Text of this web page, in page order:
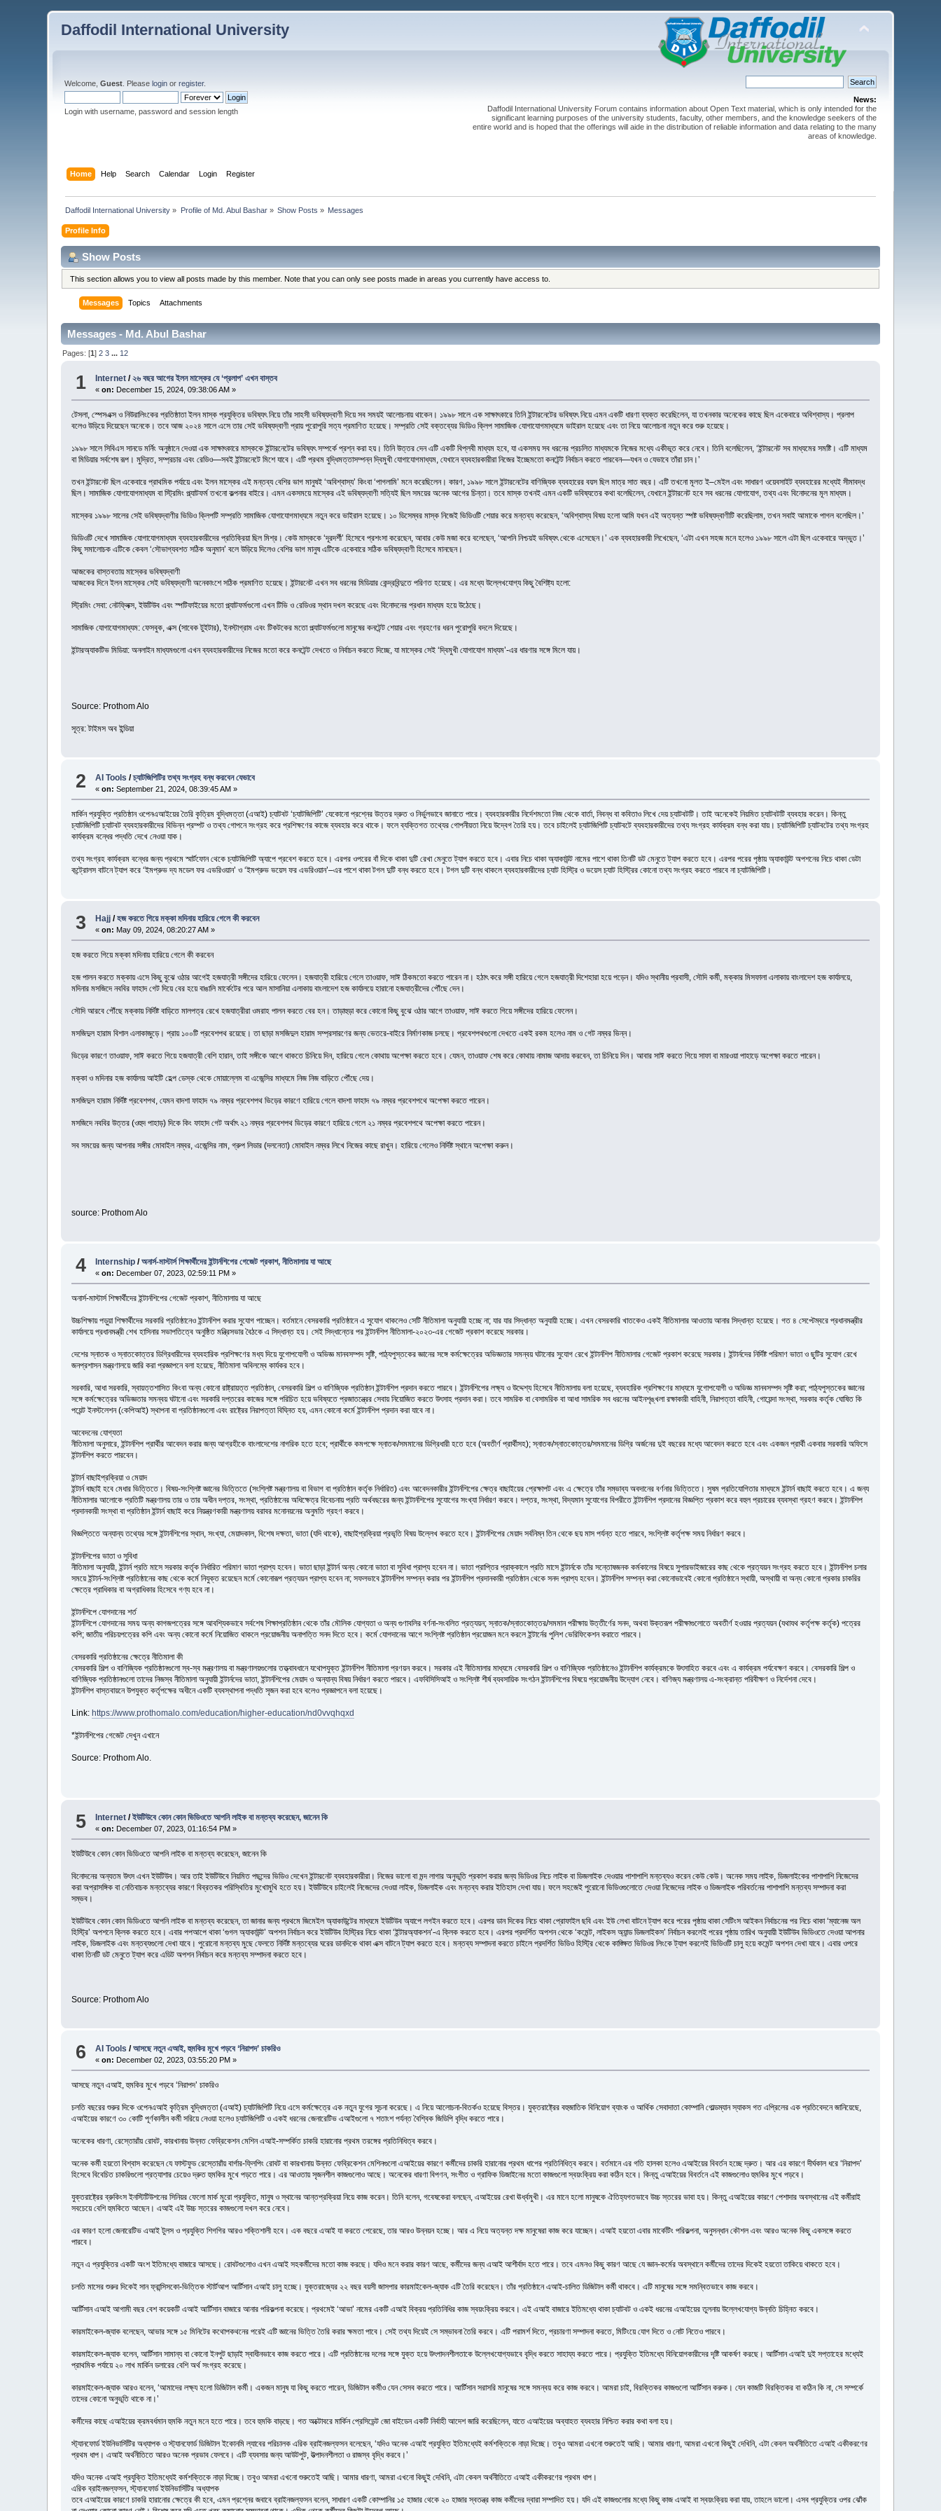
Daffodil International University
Welcome,Guest . Pleaselogin orregister.
Login with username, password and session length
News:
Daffodil International University Forum contains information about Open Text material, which is only intended for the
significant learning purposes of the university students, faculty, other members, and the knowledge seekers of the
entire world and is hoped that the offerings will aide in the distribution of reliable information and data relating to the many
areas of knowledge.
Home Help Search Calendar Login Register
Daffodil International University » Profile of Md. Abul Bashar» Show Posts » Messages
Profile Info
Show Posts
This section allows you to view all posts made by this member. Note that you can only see posts made in areas you currently have access to.
Messages Topics Attachments
Messages - Md. Abul Bashar
Pages: [1]2 3 ... 12
1 Internet /২৬ বছর আগের ইলন মাস্কের যে ‘প্রলাপ’ এখন বাস্তব
«on: December 15, 2024, 09:38:06 AM »
টেসলা, স্পেসএক্স ও নিউরালিংকের প্রতিষ্ঠাতা ইলন মাস্ক প্রযুক্তির ভবিষ্যৎ নিয়ে তাঁর সাহসী ভবিষ্যদ্বাণী দিয়ে সব সময়ই আলোচনায় থাকেন। ১৯৯৮ সালে এক সাক্ষাৎকারে তিনি ইন্টারনেটের ভবিষ্যৎ নিয়ে এমন একটি ধারণা ব্যক্ত করেছিলেন, যা তখনকার অনেকের কাছে ছিল একেবারে অবিশ্বাস্য। প্রলাপ
বলেও উড়িয়ে দিয়েছেন অনেকে। তবে আজ ২০২৪ সালে এসে তার সেই ভবিষ্যদ্বাণী প্রায় পুরোপুরি সত্য প্রমাণিত হয়েছে। সম্প্রতি সেই বক্তব্যের ভিডিও ক্লিপ সামাজিক যোগাযোগমাধ্যমে ভাইরাল হয়েছে এবং তা নিয়ে আলোচনা নতুন করে শুরু হয়েছে।
১৯৯৮ সালে সিবিএস সানডে মর্নিং অনুষ্ঠানে দেওয়া এক সাক্ষাৎকারে মাস্ককে ইন্টারনেটের ভবিষ্যৎ সম্পর্কে প্রশ্ন করা হয়। তিনি উত্তর দেন এটি একটি বিপ্লবী মাধ্যম হবে, যা একসময় সব ধরনের প্রচলিত মাধ্যমকে নিজের মধ্যে একীভূত করে নেবে। তিনি বলেছিলেন, ‘ইন্টারনেট সব মাধ্যমের সমষ্টি। এটি মাধ্যম
বা মিডিয়ার সর্বশেষ রূপ। মুদ্রিত, সম্প্রচার এবং রেডিও—সবই ইন্টারনেটে মিশে যাবে। এটি প্রথম বুদ্ধিমত্তাসম্পন্ন দ্বিমুখী যোগাযোগমাধ্যম, যেখানে ব্যবহারকারীরা নিজের ইচ্ছেমতো কনটেন্ট নির্বাচন করতে পারবেন—যখন ও যেভাবে তাঁরা চান।’
তখন ইন্টারনেট ছিল একেবারে প্রাথমিক পর্যায়ে এবং ইলন মাস্কের এই মন্তব্য বেশির ভাগ মানুষই ‘অবিশ্বাস্য’ কিংবা ‘পাগলামি’ মনে করেছিলেন। কারণ, ১৯৯৮ সালে ইন্টারনেটের বাণিজ্যিক ব্যবহারের বয়স ছিল মাত্র সাত বছর। এটি তখনো মূলত ই–মেইল এবং সাধারণ ওয়েবসাইট ব্যবহারের মধ্যেই সীমাবদ্ধ
ছিল। সামাজিক যোগাযোগমাধ্যম বা স্ট্রিমিং প্ল্যাটফর্ম তখনো কল্পনার বাইরে। এমন একসময়ে মাস্কের এই ভবিষ্যদ্বাণী সত্যিই ছিল সময়ের অনেক আগের চিন্তা। তবে মাস্ক তখনই এমন একটি ভবিষ্যতের কথা বলেছিলেন, যেখানে ইন্টারনেট হবে সব ধরনের যোগাযোগ, তথ্য এবং বিনোদনের মূল মাধ্যম।
মাস্কের ১৯৯৮ সালের সেই ভবিষ্যদ্বাণীর ভিডিও ক্লিপটি সম্প্রতি সামাজিক যোগাযোগমাধ্যমে নতুন করে ভাইরাল হয়েছে। ১০ ডিসেম্বর মাস্ক নিজেই ভিডিওটি শেয়ার করে মন্তব্য করেছেন, ‘অবিশ্বাস্য বিষয় হলো আমি যখন এই অত্যন্ত স্পষ্ট ভবিষ্যদ্বাণীটি করেছিলাম, তখন সবাই আমাকে পাগল বলেছিল।’
ভিডিওটি দেখে সামাজিক যোগাযোগমাধ্যম ব্যবহারকারীদের প্রতিক্রিয়া ছিল মিশ্র। কেউ মাস্ককে ‘দূরদর্শী’ হিসেবে প্রশংসা করেছেন, আবার কেউ মজা করে বলেছেন, ‘আপনি নিশ্চয়ই ভবিষ্যৎ থেকে এসেছেন।’ এক ব্যবহারকারী লিখেছেন, ‘এটা এখন সহজ মনে হলেও ১৯৯৮ সালে এটা ছিল একেবারে অদ্ভুত।’
কিছু সমালোচক এটিকে কেবল ‘সৌভাগ্যবশত সঠিক অনুমান’ বলে উড়িয়ে দিলেও বেশির ভাগ মানুষ এটিকে একেবারে সঠিক ভবিষ্যদ্বাণী হিসেবে মানছেন।
আজকের বাস্তবতায় মাস্কের ভবিষ্যদ্বাণী
আজকের দিনে ইলন মাস্কের সেই ভবিষ্যদ্বাণী অনেকাংশে সঠিক প্রমাণিত হয়েছে। ইন্টারনেট এখন সব ধরনের মিডিয়ার কেন্দ্রবিন্দুতে পরিণত হয়েছে। এর মধ্যে উল্লেখযোগ্য কিছু বৈশিষ্ট্য হলো:
স্ট্রিমিং সেবা: নেটফ্লিক্স, ইউটিউব এবং স্পটিফাইয়ের মতো প্ল্যাটফর্মগুলো এখন টিভি ও রেডিওর স্থান দখল করেছে এবং বিনোদনের প্রধান মাধ্যম হয়ে উঠেছে।
সামাজিক যোগাযোগমাধ্যম: ফেসবুক, এক্স (সাবেক টুইটার), ইনস্টাগ্রাম এবং টিকটকের মতো প্ল্যাটফর্মগুলো মানুষের কনটেন্ট শেয়ার এবং গ্রহণের ধরন পুরোপুরি বদলে দিয়েছে।
ইন্টারঅ্যাকটিভ মিডিয়া: অনলাইন মাধ্যমগুলো এখন ব্যবহারকারীদের নিজের মতো করে কনটেন্ট দেখতে ও নির্বাচন করতে দিচ্ছে, যা মাস্কের সেই ‘দ্বিমুখী যোগাযোগ মাধ্যম’-এর ধারণার সঙ্গে মিলে যায়।
Source: Prothom Alo
সূত্র: টাইমস অব ইন্ডিয়া
2 AI Tools/চ্যাটজিপিটির তথ্য সংগ্রহ বন্ধ করবেন যেভাবে
«on: September 21, 2024, 08:39:45 AM »
মার্কিন প্রযুক্তি প্রতিষ্ঠান ওপেনএআইয়ের তৈরি কৃত্রিম বুদ্ধিমত্তা (এআই) চ্যাটবট ‘চ্যাটজিপিটি’ যেকোনো প্রশ্নের উত্তর দ্রুত ও নির্ভুলভাবে জানাতে পারে। ব্যবহারকারীর নির্দেশমতো নিজ থেকে বার্তা, নিবন্ধ বা কবিতাও লিখে দেয় চ্যাটবটটি। তাই অনেকেই নিয়মিত চ্যাটবটটি ব্যবহার করেন। কিন্তু
চ্যাটজিপিটি চ্যাটবট ব্যবহারকারীদের বিভিন্ন প্রম্পট ও তথ্য গোপনে সংগ্রহ করে প্রশিক্ষণের কাজে ব্যবহার করে থাকে। ফলে ব্যক্তিগত তথ্যের গোপনীয়তা নিয়ে উদ্বেগ তৈরি হয়। তবে চাইলেই চ্যাটজিপিটি চ্যাটবটে ব্যবহারকারীদের তথ্য সংগ্রহ কার্যক্রম বন্ধ করা যায়। চ্যাটজিপিটি চ্যাটবটের তথ্য সংগ্রহ
কার্যক্রম বন্ধের পদ্ধতি দেখে নেওয়া যাক।
তথ্য সংগ্রহ কার্যক্রম বন্ধের জন্য প্রথমে স্মার্টফোন থেকে চ্যাটজিপিটি অ্যাপে প্রবেশ করতে হবে। এরপর ওপরের বাঁ দিকে থাকা দুটি রেখা মেনুতে ট্যাপ করতে হবে। এবার নিচে থাকা অ্যাকাউন্ট নামের পাশে থাকা তিনটি ডট মেনুতে ট্যাপ করতে হবে। এরপর পরের পৃষ্ঠায় অ্যাকাউন্ট অপশনের নিচে থাকা ডেটা
কন্ট্রোলস বাটনে ট্যাপ করে ‘ইমপ্রুভ দ্য মডেল ফর এভরিওয়ান’ ও ‘ইমপ্রুভ ভয়েস ফর এভরিওয়ান’–এর পাশে থাকা টগল দুটি বন্ধ করতে হবে। টগল দুটি বন্ধ থাকলে ব্যবহারকারীদের চ্যাট হিস্ট্রি ও ভয়েস চ্যাট হিস্ট্রির কোনো তথ্য সংগ্রহ করতে পারবে না চ্যাটজিপিটি।
3 Hajj /হজ করতে গিয়ে মক্কা মদিনায় হারিয়ে গেলে কী করবেন
«on: May 09, 2024, 08:20:27 AM »
হজ করতে গিয়ে মক্কা মদিনায় হারিয়ে গেলে কী করবেন
হজ পালন করতে মক্কায় এসে কিছু বুঝে ওঠার আগেই হজযাত্রী সঙ্গীদের হারিয়ে ফেলেন। হজযাত্রী হারিয়ে গেলে তাওয়াফ, সাঈ ঠিকমতো করতে পারেন না। হঠাৎ করে সঙ্গী হারিয়ে গেলে হজযাত্রী দিশেহারা হয়ে পড়েন। যদিও স্থানীয় প্রবাসী, সৌদি কর্মী, মক্কার মিসফালা এলাকায় বাংলাদেশ হজ কার্যালয়ে,
মদিনার মসজিদে নববির ফাহাদ গেট দিয়ে বের হয়ে বাঙালি মার্কেটের পরে আল মাসানিয়া এলাকায় বাংলাদেশ হজ কার্যালয়ে হারানো হজযাত্রীদের পৌঁছে দেন।
সৌদি আরবে পৌঁছে মক্কায় নির্দিষ্ট বাড়িতে মালপত্র রেখে হজযাত্রীরা ওমরাহ পালন করতে বের হন। তাড়াহুড়া করে কোনো কিছু বুঝে ওঠার আগে তাওয়াফ, সাঈ করতে গিয়ে সঙ্গীদের হারিয়ে ফেলেন।
মসজিদুল হারাম বিশাল এলাকাজুড়ে। প্রায় ১০০টি প্রবেশপথ রয়েছে। তা ছাড়া মসজিদুল হারাম সম্প্রসারণের জন্য ভেতরে-বাইরে নির্মাণকাজ চলছে। প্রবেশপথগুলো দেখতে একই রকম হলেও নাম ও গেট নম্বর ভিন্ন।
ভিড়ের কারণে তাওয়াফ, সাঈ করতে গিয়ে হজযাত্রী বেশি হারান, তাই সঙ্গীকে আগে থাকতে চিনিয়ে দিন, হারিয়ে গেলে কোথায় অপেক্ষা করতে হবে। যেমন, তাওয়াফ শেষ করে কোথায় নামাজ আদায় করবেন, তা চিনিয়ে দিন। আবার সাঈ করতে গিয়ে সাফা বা মারওয়া পাহাড়ে অপেক্ষা করতে পারেন।
মক্কা ও মদিনার হজ কার্যালয় আইটি হেল্প ডেস্ক থেকে মোয়াল্লেম বা এজেন্সির মাধ্যমে নিজ নিজ বাড়িতে পৌঁছে দেয়।
মসজিদুল হারাম নির্দিষ্ট প্রবেশপথ, যেমন বাদশা ফাহাদ ৭৯ নম্বর প্রবেশপথ ভিড়ের কারণে হারিয়ে গেলে বাদশা ফাহাদ ৭৯ নম্বর প্রবেশপথে অপেক্ষা করতে পারেন।
মসজিদে নববির উত্তর (ওহুদ পাহাড়) দিকে কিং ফাহাদ গেট অর্থাৎ ২১ নম্বর প্রবেশপথ ভিড়ের কারণে হারিয়ে গেলে ২১ নম্বর প্রবেশপথে অপেক্ষা করতে পারেন।
সব সময়ের জন্য আপনার সঙ্গীর মোবাইল নম্বর, এজেন্সির নাম, গ্রুপ লিডার (দলনেতা) মোবাইল নম্বর লিখে নিজের কাছে রাখুন। হারিয়ে গেলেও নির্দিষ্ট স্থানে অপেক্ষা করুন।
source: Prothom Alo
4 Internship /অনার্স-মাস্টার্স শিক্ষার্থীদের ইন্টার্নশিপের গেজেট প্রকাশ, নীতিমালায় যা আছে
«on: December 07, 2023, 02:59:11 PM »
অনার্স-মাস্টার্স শিক্ষার্থীদের ইন্টার্নশিপের গেজেট প্রকাশ, নীতিমালায় যা আছে
উচ্চশিক্ষায় পড়ুয়া শিক্ষার্থীদের সরকারি প্রতিষ্ঠানেও ইন্টার্নশিপ করার সুযোগ পাচ্ছেন। বর্তমানে বেসরকারি প্রতিষ্ঠানে এ সুযোগ থাকলেও সেটি নীতিমালা অনুযায়ী হচ্ছে না; যার যার সিদ্ধান্ত অনুযায়ী হচ্ছে। এখন বেসরকারি খাতকেও একই নীতিমালার আওতায় আনার সিদ্ধান্ত হয়েছে। গত ৪ সেপ্টেম্বরে প্রধানমন্ত্রীর
কার্যালয়ে প্রধানমন্ত্রী শেখ হাসিনার সভাপতিত্বে অনুষ্ঠিত মন্ত্রিসভার বৈঠকে এ সিদ্ধান্ত হয়। সেই সিদ্ধান্তের পর ইন্টার্নশিপ নীতিমালা-২০২৩-এর গেজেট প্রকাশ করেছে সরকার।
দেশের স্নাতক ও স্নাতকোত্তর ডিগ্রিধারীদের ব্যবহারিক প্রশিক্ষণের মধ্য দিয়ে যুগোপযোগী ও অভিজ্ঞ মানবসম্পদ সৃষ্টি, পাঠ্যপুস্তকের জ্ঞানের সঙ্গে কর্মক্ষেত্রের অভিজ্ঞতার সমন্বয় ঘটানোর সুযোগ রেখে ইন্টার্নশিপ নীতিমালার গেজেট প্রকাশ করেছে সরকার। ইন্টার্নদের নির্দিষ্ট পরিমাণ ভাতা ও ছুটির সুযোগ রেখে
জনপ্রশাসন মন্ত্রণালয়ে জারি করা প্রজ্ঞাপনে বলা হয়েছে, নীতিমালা অবিলম্বে কার্যকর হবে।
সরকারি, আধা সরকারি, স্বায়ত্তশাসিত কিংবা অন্য কোনো রাষ্ট্রায়ত্ত প্রতিষ্ঠান, বেসরকারি শিল্প ও বাণিজ্যিক প্রতিষ্ঠান ইন্টার্নশিপ প্রদান করতে পারবে। ইন্টার্নশিপের লক্ষ্য ও উদ্দেশ্য হিসেবে নীতিমালায় বলা হয়েছে, ব্যবহারিক প্রশিক্ষণের মাধ্যমে যুগোপযোগী ও অভিজ্ঞ মানবসম্পদ সৃষ্টি করা; পাঠ্যপুস্তকের জ্ঞানের
সঙ্গে কর্মক্ষেত্রের অভিজ্ঞতার সমন্বয় ঘটানো এবং সরকারি দপ্তরের কাজের সঙ্গে পরিচিত হয়ে ভবিষ্যতে প্রজাতন্ত্রের সেবায় নিয়োজিত করতে উৎসাহ প্রদান করা। তবে সামরিক বা বেসামরিক বা আধা সামরিক সব ধরনের আইনশৃঙ্খলা রক্ষাকারী বাহিনী, নিরাপত্তা বাহিনী, গোয়েন্দা সংস্থা, সরকার কর্তৃক ঘোষিত কি
পয়েন্ট ইনস্টলেশন (কেপিআই) স্থাপনা বা প্রতিষ্ঠানগুলো এবং রাষ্ট্রের নিরাপত্তা বিঘ্নিত হয়, এমন কোনো কর্মে ইন্টার্নশিপ প্রদান করা যাবে না।
আবেদনের যোগ্যতা
নীতিমালা অনুসারে, ইন্টার্নশিপ প্রার্থীর আবেদন করার জন্য আগ্রহীকে বাংলাদেশের নাগরিক হতে হবে; প্রার্থীকে কমপক্ষে স্নাতক/সমমানের ডিগ্রিধারী হতে হবে (অবতীর্ণ প্রার্থীসহ); স্নাতক/স্নাতকোত্তর/সমমানের ডিগ্রি অর্জনের দুই বছরের মধ্যে আবেদন করতে হবে এবং একজন প্রার্থী একবার সরকারি অফিসে
ইন্টার্নশিপ করতে পারবেন।
ইন্টার্ন বাছাইপ্রক্রিয়া ও মেয়াদ
ইন্টার্ন বাছাই হবে মেধার ভিত্তিতে। বিষয়-সংশ্লিষ্ট জ্ঞানের ভিত্তিতে (সংশ্লিষ্ট মন্ত্রণালয় বা বিভাগ বা প্রতিষ্ঠান কর্তৃক নির্ধারিত) এবং আবেদনকারীর ইন্টার্নশিপের ক্ষেত্র বাছাইয়ের প্রেক্ষাপট এবং এ ক্ষেত্রে তাঁর সম্ভাব্য অবদানের বর্ণনার ভিত্তিতে। সুষম প্রতিযোগিতার মাধ্যমে ইন্টার্ন বাছাই করতে হবে। এ জন্য
নীতিমালার আলোকে প্রতিটি মন্ত্রণালয় তার ও তার অধীন দপ্তর, সংস্থা, প্রতিষ্ঠানের অধিক্ষেত্র বিবেচনায় প্রতি অর্থবছরের জন্য ইন্টার্নশিপের সুযোগের সংখ্যা নির্ধারণ করবে। দপ্তর, সংস্থা, বিদ্যমান সুযোগের বিপরীতে ইন্টার্নশিপ প্রদানের বিজ্ঞপ্তি প্রকাশ করে বহুল প্রচারের ব্যবস্থা গ্রহণ করবে। ইন্টার্নশিপ
প্রদানকারী সংস্থা বা প্রতিষ্ঠান ইন্টার্ন বাছাই করে নিয়ন্ত্রণকারী মন্ত্রণালয় বরাবর মনোনয়নের অনুমতি গ্রহণ করবে।
বিজ্ঞপ্তিতে অন্যান্য তথ্যের সঙ্গে ইন্টার্নশিপের স্থান, সংখ্যা, মেয়াদকাল, বিশেষ দক্ষতা, ভাতা (যদি থাকে), বাছাইপ্রক্রিয়া প্রভৃতি বিষয় উল্লেখ করতে হবে। ইন্টার্নশিপের মেয়াদ সর্বনিম্ন তিন থেকে ছয় মাস পর্যন্ত হতে পারবে, সংশ্লিষ্ট কর্তৃপক্ষ সময় নির্ধারণ করবে।
ইন্টার্নশিপের ভাতা ও সুবিধা
নীতিমালা অনুযায়ী, ইন্টার্ন প্রতি মাসে সরকার কর্তৃক নির্ধারিত পরিমাণ ভাতা প্রাপ্য হবেন। ভাতা ছাড়া ইন্টার্ন অন্য কোনো ভাতা বা সুবিধা প্রাপ্য হবেন না। ভাতা প্রাপ্তির প্রাক্কালে প্রতি মাসে ইন্টার্নকে তাঁর সন্তোষজনক কর্মকালের বিষয়ে সুপারভাইজারের কাছ থেকে প্রত্যয়ন সংগ্রহ করতে হবে। ইন্টার্নশিপ চলার
সময়ে ইন্টার্ন-সংশ্লিষ্ট প্রতিষ্ঠানের কাছ থেকে কর্মে নিযুক্ত রয়েছেন মর্মে কোনোরূপ প্রত্যয়ন প্রাপ্য হবেন না; সফলভাবে ইন্টার্নশিপ সম্পন্ন করার পর ইন্টার্নশিপ প্রদানকারী প্রতিষ্ঠান থেকে সনদ প্রাপ্য হবেন। ইন্টার্নশিপ সম্পন্ন করা কোনোভাবেই কোনো প্রতিষ্ঠানে স্থায়ী, অস্থায়ী বা অন্য কোনো প্রকার চাকরির
ক্ষেত্রে প্রাধিকার বা অগ্রাধিকার হিসেবে গণ্য হবে না।
ইন্টার্নশিপে যোগদানের শর্ত
ইন্টার্নশিপে যোগদানের সময় অন্য কাগজপত্রের সঙ্গে আবশ্যিকভাবে সর্বশেষ শিক্ষাপ্রতিষ্ঠান থেকে তাঁর মৌলিক যোগ্যতা ও অন্য গুণাবলির বর্ণনা-সংবলিত প্রত্যয়ন; স্নাতক/স্নাতকোত্তর/সমমান পরীক্ষায় উত্তীর্ণের সনদ, অথবা উক্তরূপ পরীক্ষাগুলোতে অবতীর্ণ হওয়ার প্রত্যয়ন (যথাযথ কর্তৃপক্ষ কর্তৃক) পত্রের
কপি; জাতীয় পরিচয়পত্রের কপি এবং অন্য কোনো কর্মে নিয়োজিত থাকলে প্রয়োজনীয় অনাপত্তি সনদ দিতে হবে। কর্মে যোগদানের আগে সংশ্লিষ্ট প্রতিষ্ঠান প্রয়োজন মনে করলে ইন্টার্নের পুলিশ ভেরিফিকেশন করাতে পারবে।
বেসরকারি প্রতিষ্ঠানের ক্ষেত্রে নীতিমালা কী
বেসরকারি শিল্প ও বাণিজ্যিক প্রতিষ্ঠানগুলো স্ব-স্ব মন্ত্রণালয় বা মন্ত্রণালয়গুলোর তত্ত্বাবধানে যথোপযুক্ত ইন্টার্নশিপ নীতিমালা প্রণয়ন করবে। সরকার এই নীতিমালার মাধ্যমে বেসরকারি শিল্প ও বাণিজ্যিক প্রতিষ্ঠানেও ইন্টার্নশিপ কার্যক্রমকে উৎসাহিত করবে এবং এ কার্যক্রম পর্যবেক্ষণ করবে। বেসরকারি শিল্প ও
বাণিজ্যিক প্রতিষ্ঠানগুলো তাদের নিজস্ব নীতিমালা অনুযায়ী ইন্টার্নদের ভাতা, ইন্টার্নশিপের মেয়াদ ও অন্যান্য বিষয় নির্ধারণ করতে পারবে। এফবিসিসিআই ও সংশ্লিষ্ট শীর্ষ ব্যবসায়িক সংগঠন ইন্টার্নশিপের বিষয়ে প্রয়োজনীয় উদ্যোগ নেবে। বাণিজ্য মন্ত্রণালয় এ-সংক্রান্ত পরিবীক্ষণ ও নির্দেশনা দেবে।
ইন্টার্নশিপ বাস্তবায়নে উপযুক্ত কর্তৃপক্ষের অধীনে একটি ব্যবস্থাপনা পদ্ধতি সৃজন করা হবে বলেও প্রজ্ঞাপনে বলা হয়েছে।
Link:https://www.prothomalo.com/education/higher-education/nd0vvqhqxd
*ইন্টার্নশিপের গেজেট দেখুন এখানে
Source: Prothom Alo.
5 Internet /ইউটিউবে কোন কোন ভিডিওতে আপনি লাইক বা মন্তব্য করেছেন, জানেন কি
«on: December 07, 2023, 01:16:54 PM »
ইউটিউবে কোন কোন ভিডিওতে আপনি লাইক বা মন্তব্য করেছেন, জানেন কি
বিনোদনের অন্যতম উৎস এখন ইউটিউব। আর তাই ইউটিউবে নিয়মিত পছন্দের ভিডিও দেখেন ইন্টারনেট ব্যবহারকারীরা। নিজের ভালো বা মন্দ লাগার অনুভূতি প্রকাশ করার জন্য ভিডিওর নিচে লাইক বা ডিজলাইক দেওয়ার পাশাপাশি মন্তব্যও করেন কেউ কেউ। অনেক সময় লাইক, ডিজলাইকের পাশাপাশি নিজেদের
করা অপ্রাসঙ্গিক বা নেতিবাচক মন্তব্যের কারণে বিব্রতকর পরিস্থিতির মুখোমুখি হতে হয়। ইউটিউবে চাইলেই নিজেদের দেওয়া লাইক, ডিজলাইক এবং মন্তব্য করার ইতিহাস দেখা যায়। ফলে সহজেই পুরোনো ভিডিওগুলোতে দেওয়া নিজেদের লাইক ও ডিজলাইক পরিবর্তনের পাশাপাশি মন্তব্য সম্পাদনা করা
সম্ভব।
ইউটিউবে কোন কোন ভিডিওতে আপনি লাইক বা মন্তব্য করেছেন, তা জানার জন্য প্রথমে জিমেইল অ্যাকাউন্টের মাধ্যমে ইউটিউব অ্যাপে লগইন করতে হবে। এরপর ডান দিকের নিচে থাকা প্রোফাইল ছবি এবং ইউ লেখা বাটনে ট্যাপ করে পরের পৃষ্ঠায় থাকা সেটিংস আইকন নির্বাচনের পর নিচে থাকা ‘ম্যানেজ অল
হিস্ট্রি’ অপশনে ক্লিক করতে হবে। এবার পপআপে থাকা ‘গুগল অ্যাকাউন্ট’ অপশন নির্বাচন করে ইউটিউব হিস্ট্রির নিচে থাকা ‘ইন্টারঅ্যাকশন’-এ ক্লিক করতে হবে। এরপর প্রদর্শিত অপশন থেকে ‘কমেন্ট, লাইকস অ্যান্ড ডিজলাইকস’ নির্বাচন করলেই পরের পৃষ্ঠায় তারিখ অনুযায়ী ইউটিউব ভিডিওতে দেওয়া আপনার
লাইক, ডিজলাইক এবং মন্তব্যগুলো দেখা যাবে। পুরোনো মন্তব্য মুছে ফেলতে নির্দিষ্ট মন্তব্যের ঘরের ডানদিকে থাকা এক্স বাটনে ট্যাপ করতে হবে। মন্তব্য সম্পাদনা করতে চাইলে প্রদর্শিত ভিডিও হিস্ট্রি থেকে কাঙ্ক্ষিত ভিডিওর লিংকে ট্যাপ করলেই ভিডিওটি চালু হয়ে কমেন্ট অপশন দেখা যাবে। এবার ওপরে
থাকা তিনটি ডট মেনুতে ট্যাপ করে এডিট অপশন নির্বাচন করে মন্তব্য সম্পাদনা করতে হবে।
Source: Prothom Alo
6 AI Tools/আসছে নতুন এআই, হুমকির মুখে পড়বে ‘নিরাপদ’ চাকরিও
«on: December 02, 2023, 03:55:20 PM »
আসছে নতুন এআই, হুমকির মুখে পড়বে ‘নিরাপদ’ চাকরিও
চলতি বছরের শুরুর দিকে ওপেনএআই কৃত্রিম বুদ্ধিমত্তা (এআই) চ্যাটজিপিটি নিয়ে এসে কর্মক্ষেত্রে এক নতুন যুগের সূচনা করেছে। এ নিয়ে আলোচনা-বিতর্কও হয়েছে বিস্তর। যুক্তরাষ্ট্রের বহুজাতিক বিনিয়োগ ব্যাংক ও আর্থিক সেবাদাতা কোম্পানি গোল্ডম্যান স্যাকস গত এপ্রিলের এক প্রতিবেদনে জানিয়েছে,
এআইয়ের কারণে ৩০ কোটি পূর্ণকালীন কর্মী সরিয়ে নেওয়া হলেও চ্যাটজিপিটি ও একই ধরনের জেনারেটিভ এআইগুলো ৭ শতাংশ পর্যন্ত বৈশ্বিক জিডিপি বৃদ্ধি করতে পারে।
অনেকের ধারণা, রেস্তোরাঁয় রোবট, কারখানায় উন্নত ফেব্রিকেশন মেশিন এআই-সম্পর্কিত চাকরি হারানোর প্রথম তরঙ্গের প্রতিনিধিত্ব করবে।
অনেক কর্মী হয়তো বিশ্বাস করেছেন যে ফাস্টফুড রেস্তোরাঁয় বার্গার-ফ্লিপিং রোবট বা কারখানায় উন্নত ফেব্রিকেশন মেশিনগুলো এআইয়ের কারণে কর্মীদের চাকরি হারানোর প্রথম ধাপের প্রতিনিধিত্ব করবে। বর্তমানে এর গতি হালকা হলেও এআইয়ের বিবর্তন হচ্ছে দ্রুত। আর এর কারণে দীর্ঘকাল ধরে ‘নিরাপদ’
হিসেবে বিবেচিত চাকরিগুলো প্রত্যাশার চেয়েও দ্রুত হুমকির মুখে পড়তে পারে। এর আওতায় সৃজনশীল কাজগুলোও আছে। অনেকের ধারণা বিপণন, সংগীত ও গ্রাফিক ডিজাইনের মতো কাজগুলো স্বয়ংক্রিয় করা কঠিন হবে। কিন্তু এআইয়ের বিবর্তনে এই কাজগুলোও হুমকির মুখে পড়বে।
যুক্তরাষ্ট্রের ব্রুকিংস ইনস্টিটিউশনের সিনিয়র ফেলো মার্ক মুরো প্রযুক্তি, মানুষ ও স্থানের আন্তপ্রক্রিয়া নিয়ে কাজ করেন। তিনি বলেন, গবেষকেরা বলছেন, এআইয়ের রেখা ঊর্ধ্বমুখী। এর মানে হলো মানুষকে ঐতিহ্যগতভাবে উচ্চ স্তরের ভাবা হয়। কিন্তু এআইয়ের কারণে পেশাদার অবস্থানের এই কর্মীরাই
সবচেয়ে বেশি হুমকিতে আছেন। এআই এই উচ্চ স্তরের কাজগুলো দখল করে নেবে।
এর কারণ হলো জেনারেটিভ এআই টুলস ও প্রযুক্তি শিগগির আরও শক্তিশালী হবে। এক বছরে এআই যা করতে পেরেছে, তার আরও উন্নয়ন হচ্ছে। আর এ নিয়ে অত্যন্ত দক্ষ মানুষেরা কাজ করে যাচ্ছেন। এআই হয়তো এবার মার্কেটিং পরিকল্পনা, অনুসন্ধান কৌশল এবং আরও অনেক কিছু একসঙ্গে করতে
পারবে।
নতুন এ প্রযুক্তির একটি অংশ ইতিমধ্যে বাজারে আসছে। রোবটগুলোও এখন এআই সহকর্মীদের মতো কাজ করছে। যদিও মনে করার কারণ আছে, কর্মীদের জন্য এআই আশীর্বাদ হতে পারে। তবে এমনও কিছু কারণ আছে যে জ্ঞান-কর্মের অবস্থানে কর্মীদের তাদের দিকেই হয়তো তাকিয়ে থাকতে হবে।
চলতি মাসের শুরুর দিকেই সান ফ্রান্সিসকো-ভিত্তিক স্টার্টআপ আর্টিসান এআই চালু হচ্ছে। যুক্তরাজ্যের ২২ বছর বয়সী জাসপার কারমাইকেল-জ্যাক এটি তৈরি করেছেন। তাঁর প্রতিষ্ঠানে এআই-চালিত ডিজিটাল কর্মী থাকবে। এটি মানুষের সঙ্গে সমন্বিতভাবে কাজ করবে।
আর্টিসান এআই আগামী বছর বেশ কয়েকটি এআই আর্টিসান বাজারে আনার পরিকল্পনা করেছে। প্রথমেই ‘আভা’ নামের একটি এআই বিক্রয় প্রতিনিধির কাজ স্বয়ংক্রিয় করবে। এই এআই বাজারে ইতিমধ্যে থাকা চ্যাটবট ও একই ধরনের এআইয়ের তুলনায় উল্লেখযোগ্য উন্নতি চিহ্নিত করবে।
কারমাইকেল-জ্যাক বলেছেন, আভার সঙ্গে ১৫ মিনিটের কথোপকথনের পরেই এটি জ্ঞানের ভিত্তি তৈরি করার ক্ষমতা পাবে। সেই তথ্য দিয়েই সে সম্ভাবনা তৈরি করবে। এটি পরামর্শ দিতে, প্রচারণা সম্পাদনা করতে, মিটিংয়ে যোগ দিতে ও নোট নিতেও পারবে।
কারমাইকেল-জ্যাক বলেন, আর্টিসান সামান্য বা কোনো ইনপুট ছাড়াই স্বাধীনভাবে কাজ করতে পারে। এটি প্রতিষ্ঠানের দলের সঙ্গে যুক্ত হয়ে উৎপাদনশীলতাকে উল্লেখযোগ্যভাবে বৃদ্ধি করতে সাহায্য করতে পারে। প্রযুক্তি ইতিমধ্যে বিনিয়োগকারীদের দৃষ্টি আকর্ষণ করছে। আর্টিসান এআই দুই সপ্তাহের মধ্যেই
প্রাথমিক পর্যায়ে ২০ লাখ মার্কিন ডলারের বেশি অর্থ সংগ্রহ করেছে।
কারমাইকেল-জ্যাক আরও বলেন, ‘আমাদের লক্ষ্য হলো ডিজিটাল কর্মী। একজন মানুষ যা কিছু করতে পারেন, ডিজিটাল কর্মীও যেন সেসব করতে পারে। আর্টিসান সরাসরি মানুষের সঙ্গে সমন্বয় করে কাজ করবে। আমরা চাই, বিরক্তিকর কাজগুলো আর্টিসান করুক। যেন কাজটি বিরক্তিকর বা কঠিন কি না, সে সম্পর্কে
তাদের কোনো অনুভূতি থাকে না।’
কর্মীদের কাছে এআইয়ের ক্রমবর্ধমান হুমকি নতুন মনে হতে পারে। তবে হুমকি বাড়ছে। গত অক্টোবরে মার্কিন প্রেসিডেন্ট জো বাইডেন একটি নির্বাহী আদেশ জারি করেছিলেন, যাতে এআইয়ের অব্যাহত ব্যবহার নিশ্চিত করার কথা বলা হয়।
স্ট্যানফোর্ড ইউনিভার্সিটির অধ্যাপক ও স্ট্যানফোর্ড ডিজিটাল ইকোনমি ল্যাবের পরিচালক এরিক ব্রাইনজল্ফসন বলেছেন, ‘যদিও অনেক এআই প্রযুক্তি ইতিমধ্যেই কর্মশক্তিকে নাড়া দিচ্ছে। তবুও আমরা এখনো শুরুতেই আছি। আমার ধারণা, আমরা এখনো কিছুই দেখিনি, এটা কেবল অর্থনীতিতে এআই একীকরণের
প্রথম ধাপ। এআই অর্থনীতিতে আরও অনেক প্রভাব ফেলবে। এটি ব্যবসার জন্য আউটপুট, উত্পাদনশীলতা ও রাজস্ব বৃদ্ধি করবে।’
যদিও অনেক এআই প্রযুক্তি ইতিমধ্যেই কর্মশক্তিকে নাড়া দিচ্ছে। তবুও আমরা এখনো শুরুতেই আছি। আমার ধারণা, আমরা এখনো কিছুই দেখিনি, এটা কেবল অর্থনীতিতে এআই একীকরণের প্রথম ধাপ।
এরিক ব্রাইনজল্ফসন, স্ট্যানফোর্ড ইউনিভার্সিটির অধ্যাপক
তবে এআইয়ের কারণে চাকরি হারানোর ক্ষেত্রে কী হবে, এমন প্রশ্নের জবাবে ব্রাইনজল্ফসন বলেন, সাধারণ একটি কোম্পানির ১৫ হাজার থেকে ২০ হাজার স্বতন্ত্র কাজ কর্মীদের দ্বারা সম্পাদিত হয়। যদি এই কাজগুলোর মধ্যে কিছু কাজ এআই বা স্বয়ংক্রিয় করা যায়, তাহলে ভালো। এসব প্রযুক্তির ওপর ঝোঁক